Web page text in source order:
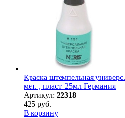
Краска штемпельная
мет. , пласт. 25мл Германия
Артикул: 22318
425 руб.
В корзину